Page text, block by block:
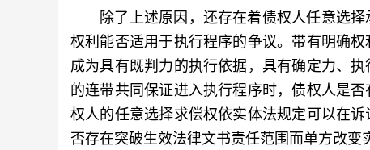
除了上述原因，还存在着债权人任意选择
权利能否适用于执行程序的争议。带有明确
成为具有既判力的执行依据，具有确定力、
的连带共同保证进入执行程序时，债权人是
权人的任意选择求偿权依实体法规定可以在
否存在突破生效法律文书责任范围而单方改变